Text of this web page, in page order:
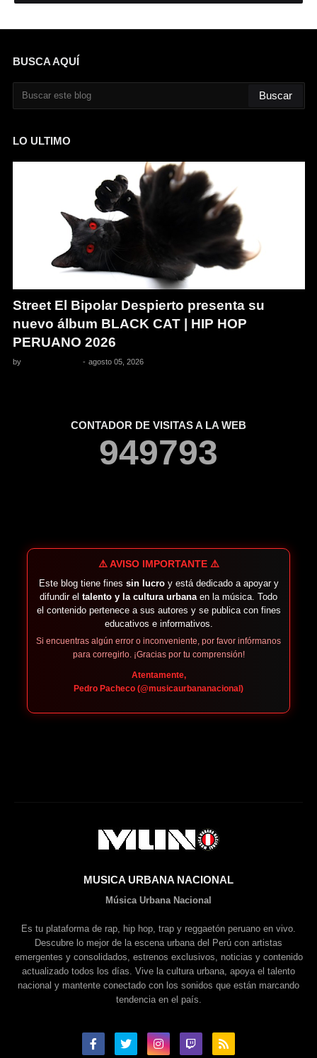
BUSCA AQUÍ
LO ULTIMO
Street El Bipolar Despierto presenta su
nuevo álbum BLACK CAT | HIP HOP
PERUANO 2026
by - agosto 05, 2026
CONTADOR DE VISITAS A LA WEB
949793
⚠️ AVISO IMPORTANTE ⚠️
Este blog tiene fines sin lucroy está dedicado a apoyar y
difundir el talento y la cultura urbana en la música. Todo
el contenido pertenece a sus autores y se publica con fines
educativos e informativos.
Si encuentras algún error o inconveniente, por favor infórmanos
para corregirlo. ¡Gracias por tu comprensión!
Atentamente,
Pedro Pacheco (@musicaurbananacional)
MUSICA URBANA NACIONAL
Música Urbana Nacional
Es tu plataforma de rap, hip hop, trap y reggaetón peruano en vivo.
Descubre lo mejor de la escena urbana del Perú con artistas
emergentes y consolidados, estrenos exclusivos, noticias y contenido
actualizado todos los días. Vive la cultura urbana, apoya el talento
nacional y mantente conectado con los sonidos que están marcando
tendencia en el país.